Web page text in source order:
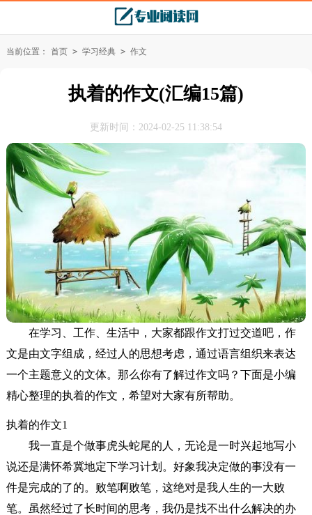
当前位置： 首页 > 学习经典 > 作文
执着的作文(汇编15篇)
更新时间：2024-02-25 11:38:54
在学习、工作、生活中，大家都跟作文打过交道吧，作
文是由文字组成，经过人的思想考虑，通过语言组织来表达
一个主题意义的文体。那么你有了解过作文吗？下面是小编
精心整理的执着的作文，希望对大家有所帮助。
执着的作文1
我一直是个做事虎头蛇尾的人，无论是一时兴起地写小
说还是满怀希冀地定下学习计划。好象我决定做的事没有一
件是完成的了的。败笔啊败笔，这绝对是我人生的一大败
笔。虽然经过了长时间的思考，我仍是找不出什么解决的办